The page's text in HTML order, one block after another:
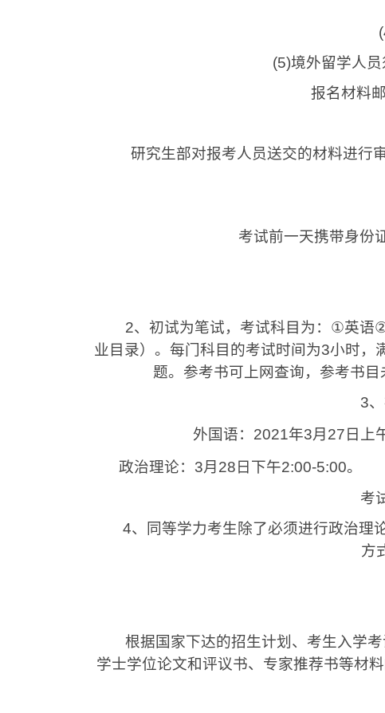
(5)境外留学人
报名材料邮
研究生部对报考人员送交的材料进行
考试前一天携带身份证
2、初试为笔试，考试科目为： ①英语
业目录）。每门科目的考试时间为3小时，
题。参考书可上网查询，参考书
3
外国语： 2021年3月 27 日上
政治理论： 3月 28 日下午2:00-5:00。
考
4、同等学力考生除了必须进行政治理
方
根据国家下达的招生计划、考生入学考
学士学位论文和评议书、专家推荐书等材